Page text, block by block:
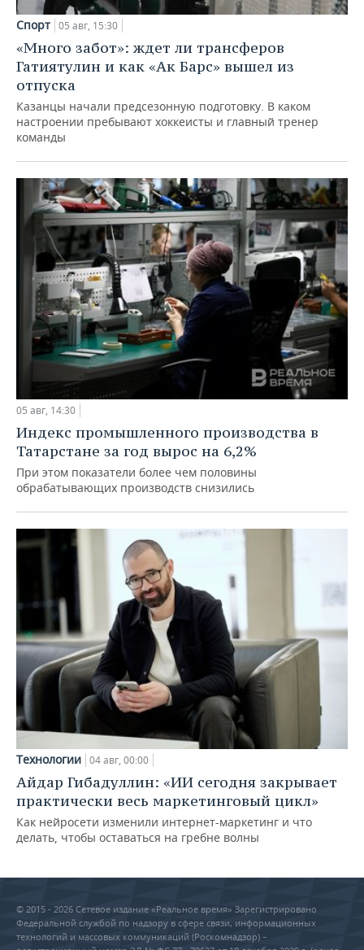
Спорт 05 авг, 15:30
«Много забот»: ждет ли трансферов
Гатиятулин и как «Ак Барс» вышел из
отпуска
Казанцы начали предсезонную подготовку. В каком
настроении пребывают хоккеисты и главный тренер
команды
05 авг, 14:30
Индекс промышленного производства в
Татарстане за год вырос на 6,2%
При этом показатели более чем половины
обрабатывающих производств снизились
Технологии 04 авг, 00:00
Айдар Гибадуллин: «ИИ сегодня закрывает
практически весь маркетинговый цикл»
Как нейросети изменили интернет-маркетинг и что
делать, чтобы оставаться на гребне волны
© 2015 - 2026 Сетевое издание «Реальное время» Зарегистрировано
Федеральной службой по надзору в сфере связи, информационных
технологий и массовых коммуникаций (Роскомнадзор) –